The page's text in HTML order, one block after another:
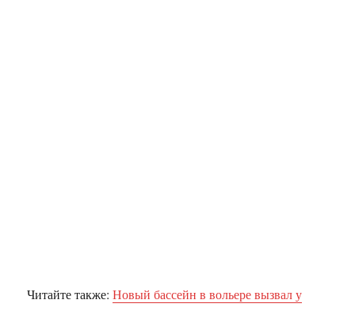
Читайте также:Новый бассейн в вольере вызвал у